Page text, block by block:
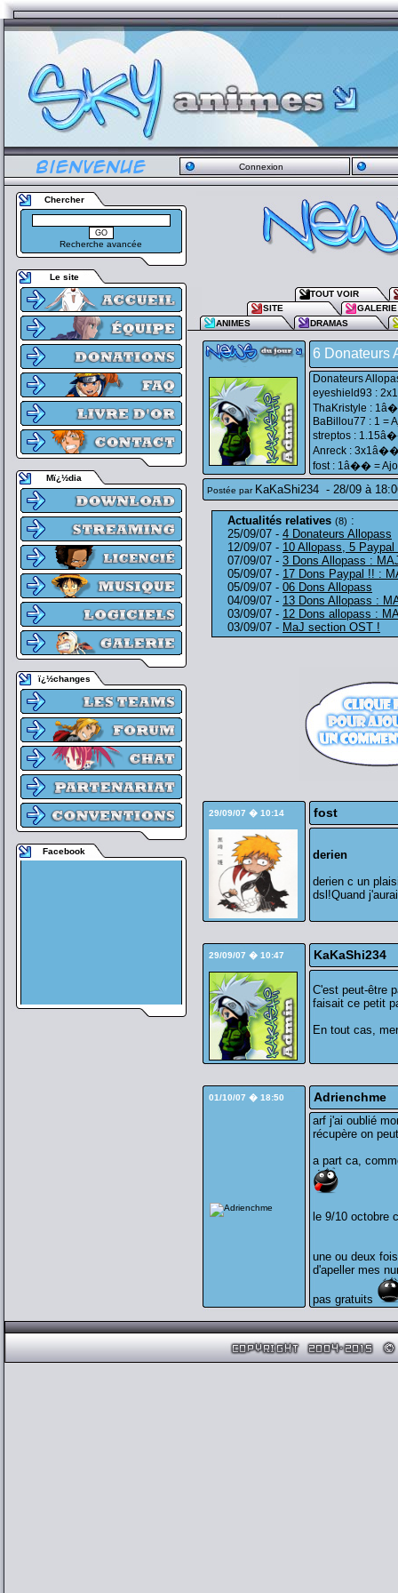
Connexion
Chercher
Recherche avancée
Le site
Mï¿½dia
ï¿½changes
Facebook
TOUT VOIR
SITE
GALERIE
ANIMES
DRAMAS
6 Donateurs
Donateurs
eyeshield93 :
ThaKristyle :
BaBillou77 : 1 =
streptos :
Anreck : 3x1â��
fost : 1â�� =
Postée par KaKaShi234 - 28/09 à
Actualités relatives (8) :
25/09/07 - 4 Donateurs Allopass
12/09/07 - 10 Allopass, 5
07/09/07 - 3 Dons Allopass :
05/09/07 - 17 Dons Paypal !! :
05/09/07 - 06 Dons Allopass
04/09/07 - 13 Dons Allopass :
03/09/07 - 12 Dons allopass :
03/09/07 - MaJ section OST !
29/09/07 � 10:14 fost
derien
derien c un
dsl!Quand
29/09/07 � 10:47 KaKaShi234
C'est peut-être
faisait ce petit
En tout cas,
01/10/07 � 18:50 Adrienchme
arf j'ai oublié
récupère on
a part ca,
le 9/10 octobre
une ou deux
d'apeller mes
pas gratuits